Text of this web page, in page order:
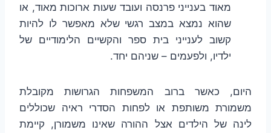
מאוד בענייני פרנסה ועובד שעות ארוכות מאוד, או
שהוא נמצא במצב רגשי שלא מאפשר לו להיות
קשוב לענייני בית ספר והקשיים הלימודיים של
ילדיו, ולפעמים – שניהם יחד.
היום, כאשר ברוב המשפחות הגרושות מקובלת
משמורת משותפת או לפחות הסדרי ראיה שכוללים
לינה של הילדים אצל ההורה שאינו משמורן, קיימת